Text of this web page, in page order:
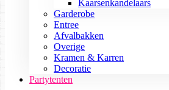
Kaarsenkandelaars
Garderobe
Entree
Afvalbakken
Overige
Kramen & Karren
Decoratie
Partytenten